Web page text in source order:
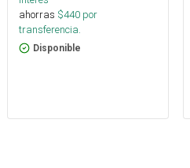
ahorras $440 por
transferencia.
Disponible